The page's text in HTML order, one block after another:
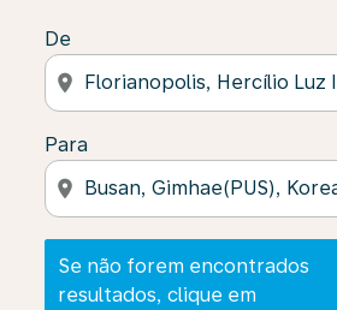
De
location_on
Para
location_on
Se não forem encontrados
resultados, clique em